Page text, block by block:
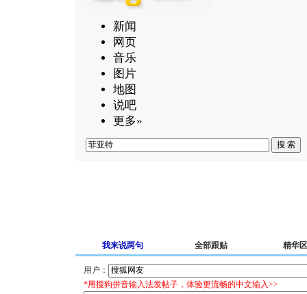
新闻
网页
音乐
图片
地图
说吧
更多»
我来说两句 全部跟贴 精华区
用户：
*用搜狗拼音输入法发帖子，体验更流畅的中文输入>>